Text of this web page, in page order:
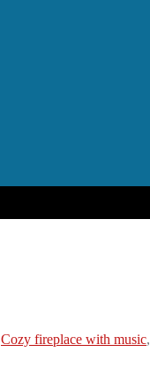
Cozy fireplace with music,